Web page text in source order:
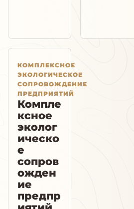
КОМПЛЕКСНОЕ
ЭКОЛОГИЧЕСКОЕ
СОПРОВОЖДЕНИЕ
ПРЕДПРИЯТИЙ
Компле
ксное
эколог
ическо
е
сопров
ожден
ие
предпр